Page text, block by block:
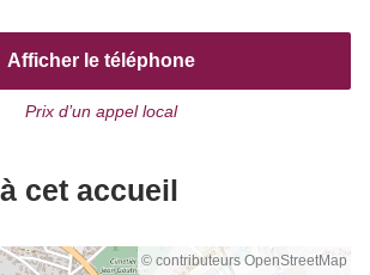
Afficher le téléphone
Prix d’un appel local
cet accueil
© contributeurs OpenStreetMap